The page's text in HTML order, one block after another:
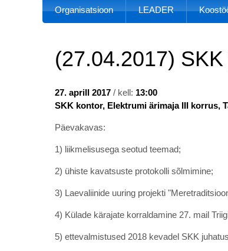
Organisatsioon LEADER
(27.04.2017)
27. aprill 2017 / kell: 13:00
SKK kontor, Elektrumi ärimaja III korrus,
Päevakavas:
1) liikmelisusega seotud teemad;
2) ühiste kavatsuste protokolli sõlmimine;
3) Laevaliinide uuring projekti
4) Külade kärajate korraldamine 27. mail
5) ettevalmistused 2018 kevadel SKK